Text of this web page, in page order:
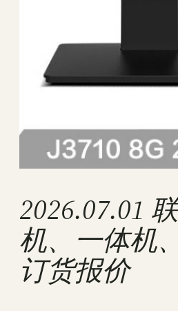
2026.07.01
机、一体机
订货报价